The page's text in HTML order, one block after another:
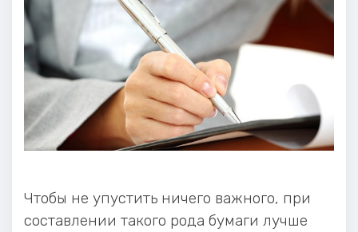
Чтобы не упустить ничего важного, при
составлении такого рода бумаги лучше